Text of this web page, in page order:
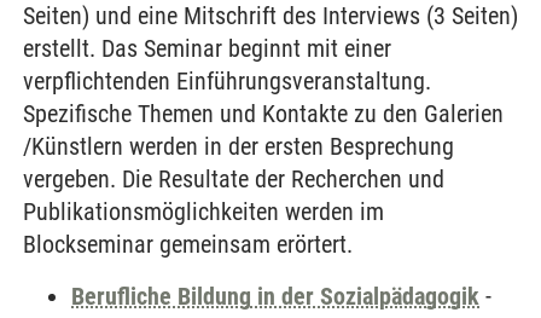
Seiten) und eine Mitschrift des Interviews (3 Seiten)
erstellt. Das Seminar beginnt mit einer
verpflichtenden Einführungsveranstaltung.
Spezifische Themen und Kontakte zu den Galerien
/Künstlern werden in der ersten Besprechung
vergeben. Die Resultate der Recherchen und
Publikationsmöglichkeiten werden im
Blockseminar gemeinsam erörtert.
Berufliche Bildung in der Sozialpädagogik -